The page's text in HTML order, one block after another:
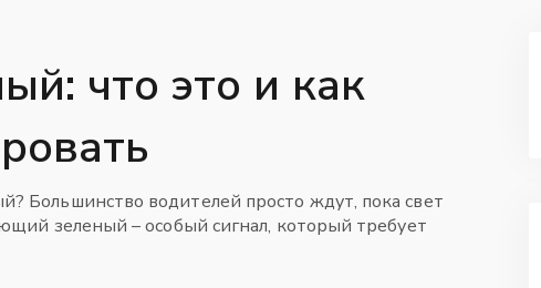
что это и как
Большинство водителей просто ждут, пока свет
зеленый – особый сигнал, который требует